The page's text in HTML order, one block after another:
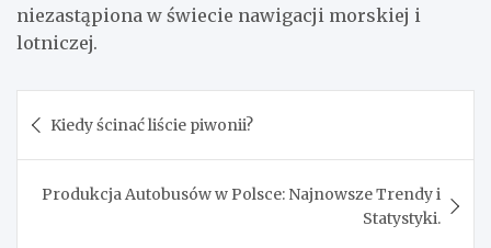
niezastąpiona w świecie nawigacji morskiej i
lotniczej.
wpisu
Kiedy ścinać liście piwonii?
Produkcja Autobusów w Polsce: Najnowsze Trendy i
Statystyki.